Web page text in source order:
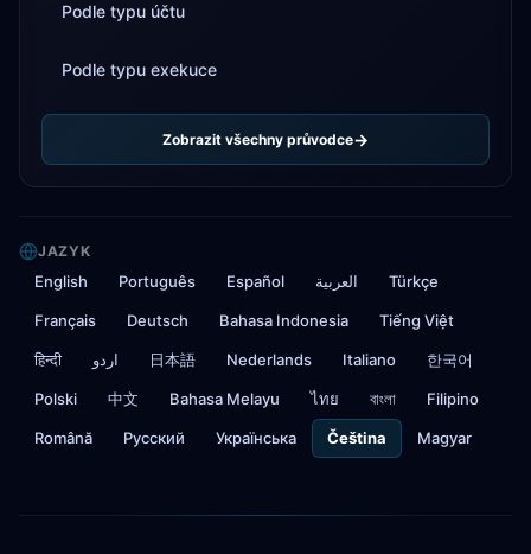
Podle typu účtu
Podle typu exekuce
Zobrazit všechny průvodce
JAZYK
English Português Español العربية Türkçe
Français Deutsch Bahasa Indonesia Tiếng Việt
हिन्दी اردو 日本語 Nederlands Italiano 한국어
Polski 中文 Bahasa Melayu ไทย বাংলা Filipino
Română Русский Українська Čeština Magyar